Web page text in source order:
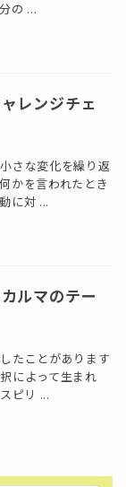
の ...
レンジチェ
さな変化を繰り返
かを言われたとき
に対 ...
ルマのテー
たことがあります
によって生まれ
ピリ ...